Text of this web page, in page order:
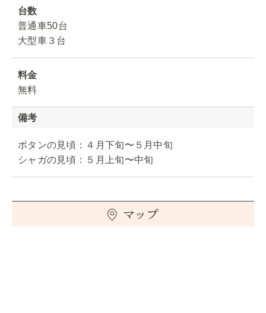
台数
普通車50台
大型車３台
料金
無料
備考
ボタンの見頃：４月下旬〜５月中旬
シャガの見頃：５月上旬〜中旬
マップ